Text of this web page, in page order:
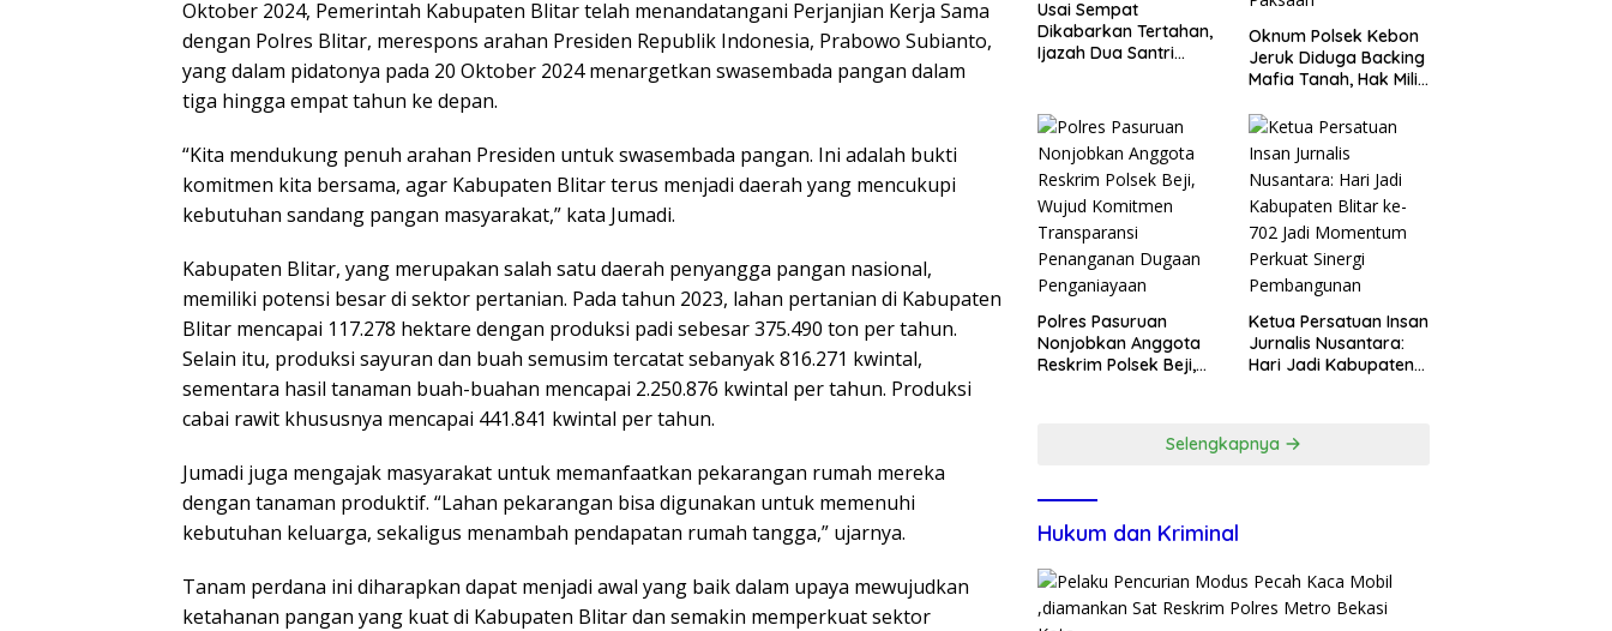
Oktober 2024, Pemerintah Kabupaten Blitar telah menandatangani Perjanjian Kerja Sama
dengan Polres Blitar, merespons arahan Presiden Republik Indonesia, Prabowo Subianto,
yang dalam pidatonya pada 20 Oktober 2024 menargetkan swasembada pangan dalam
tiga hingga empat tahun ke depan.
“Kita mendukung penuh arahan Presiden untuk swasembada pangan. Ini adalah bukti
komitmen kita bersama, agar Kabupaten Blitar terus menjadi daerah yang mencukupi
kebutuhan sandang pangan masyarakat,” kata Jumadi.
Kabupaten Blitar, yang merupakan salah satu daerah penyangga pangan nasional,
memiliki potensi besar di sektor pertanian. Pada tahun 2023, lahan pertanian di Kabupaten
Blitar mencapai 117.278 hektare dengan produksi padi sebesar 375.490 ton per tahun.
Selain itu, produksi sayuran dan buah semusim tercatat sebanyak 816.271 kwintal,
sementara hasil tanaman buah-buahan mencapai 2.250.876 kwintal per tahun. Produksi
cabai rawit khususnya mencapai 441.841 kwintal per tahun.
Jumadi juga mengajak masyarakat untuk memanfaatkan pekarangan rumah mereka
dengan tanaman produktif. “Lahan pekarangan bisa digunakan untuk memenuhi
kebutuhan keluarga, sekaligus menambah pendapatan rumah tangga,” ujarnya.
Tanam perdana ini diharapkan dapat menjadi awal yang baik dalam upaya mewujudkan
ketahanan pangan yang kuat di Kabupaten Blitar dan semakin memperkuat sektor
Usai Sempat
Dikabarkan Tertahan,
Ijazah Dua Santri
Oknum Polsek Kebon
Jeruk Diduga Backing
Mafia Tanah, Hak Milik
Lewat Paksaan
Polres Pasuruan
Nonjobkan Anggota
Reskrim Polsek Beji,
Ketua Persatuan Insan
Jurnalis Nusantara:
Hari Jadi Kabupaten
Selengkapnya
Hukum dan Kriminal